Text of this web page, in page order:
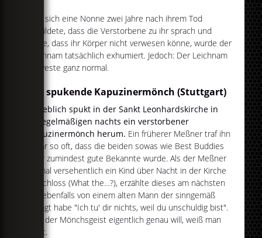
Weil sich eine Nonne zwei Jahre nach ihrem Tod
einbildete, dass die Verstorbene zu ihr sprach und
sagte, dass ihr Körper nicht verwesen könne, wurde der
Leichnam tatsächlich exhumiert. Jedoch: Der Leichnam
verweste ganz normal.
Der spukende Kapuzinermönch (Stuttgart)
Angeblich spukt in der Sankt Leonhardskirche in
unregelmäßigen nachts ein verstorbener
Kapuzinermönch herum. Ein früherer Meßner traf ihn
sogar so oft, dass die beiden sowas wie Best Buddies
oder zumindest gute Bekannte wurde. Als der Meßner
einmal versehentlich ein Kind über Nacht in der Kirche
einschloss (What the…?), erzählte dieses am nächsten
Tag ebenfalls von einem alten Mann der sinngemäß
gesagt habe "Ich tu' dir nichts, weil du unschuldig bist".
Was der Mönchsgeist eigentlich genau will, weiß man
nicht.